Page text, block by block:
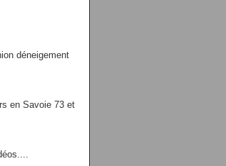
déneigement
en Savoie 73 et